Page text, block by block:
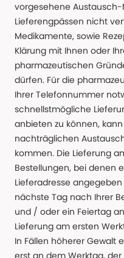
vorgesehene
Lieferengpässen nicht
Medikamente, sowie
Klärung mit Ihnen oder
pharmazeutischen
dürfen. Für die
Ihrer Telefonnummer
schnellstmögliche
anbieten zu können,
nachträglichen
kommen. Die Lieferung
Bestellungen, bei denen
Lieferadresse
nächste Tag nach Ihrer
und / oder ein Feiertag
Lieferung am ersten
In Fällen höherer Gewalt